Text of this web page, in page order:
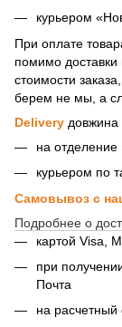
курьером
При оплате
помимо доставки
стоимости
берем не мы, а
Delivery довжина
на
курьером по
Самовывоз с
Подробнее о
картой Visa,
при
Почта
на